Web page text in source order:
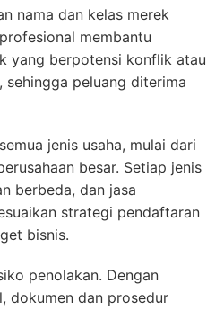
nama dan kelas merek
membantu
yang berpotensi konflik atau
sehingga peluang diterima
jenis usaha, mulai dari
besar. Setiap jenis
berbeda, dan jasa
strategi pendaftaran
bisnis.
penolakan. Dengan
dokumen dan prosedur